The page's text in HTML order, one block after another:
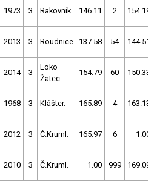
1973 3 Rakovník 146.11 2 154.19
2013 3 Roudnice 137.58 54 144.51
2014 3
Loko
Žatec
154.79 60 150.33
1968 3 Klášter. 165.89 4 163.13
2012 3 Č.Kruml. 165.97 6 1.00
2010 3 Č.Kruml. 1.00 999 169.09